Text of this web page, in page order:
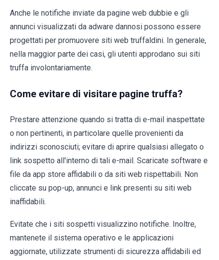
Anche le notifiche inviate da pagine web dubbie e gli
annunci visualizzati da adware dannosi possono essere
progettati per promuovere siti web truffaldini. In generale,
nella maggior parte dei casi, gli utenti approdano sui siti
truffa involontariamente.
Come evitare di visitare pagine truffa?
Prestare attenzione quando si tratta di e-mail inaspettate
o non pertinenti, in particolare quelle provenienti da
indirizzi sconosciuti; evitare di aprire qualsiasi allegato o
link sospetto all'interno di tali e-mail. Scaricate software e
file da app store affidabili o da siti web rispettabili. Non
cliccate su pop-up, annunci e link presenti su siti web
inaffidabili.
Evitate che i siti sospetti visualizzino notifiche. Inoltre,
mantenete il sistema operativo e le applicazioni
aggiornate, utilizzate strumenti di sicurezza affidabili ed